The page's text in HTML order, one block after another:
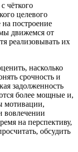
чёткого
целевого
построение
движемся от
реализовывать их
насколько
срочность и
задолженность
более мощные и,
мотивации,
вовлечении
на перспективу,
обсудить